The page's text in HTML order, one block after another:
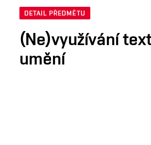
DETAIL PŘEDMĚTU
(Ne)využívání
umění